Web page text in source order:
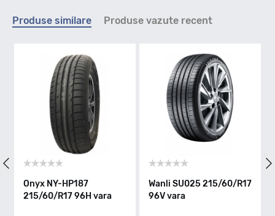
Indice viteza
H - max 210km/h
Indice greutate
Produse similare Produse vazute recent
Onyx NY-HP187
215/60/R17 96H vara
Wanli SU025 215/60/R17
96V vara